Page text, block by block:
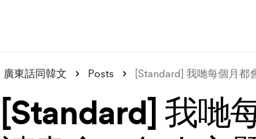
廣東話同韓文 Posts [Standard] 我哋每個月都
[Standard] 我哋